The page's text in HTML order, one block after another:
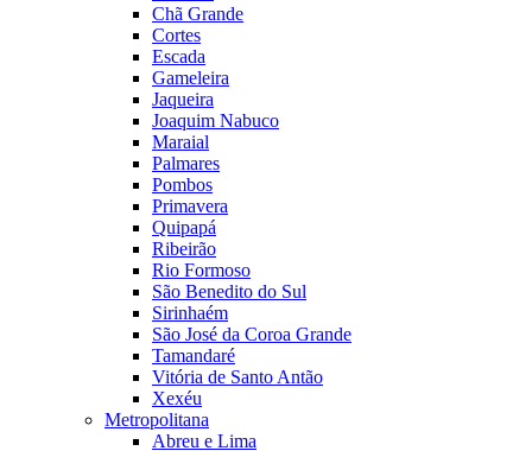
Chã Grande
Cortes
Escada
Gameleira
Jaqueira
Joaquim Nabuco
Maraial
Palmares
Pombos
Primavera
Quipapá
Ribeirão
Rio Formoso
São Benedito do Sul
Sirinhaém
São José da Coroa Grande
Tamandaré
Vitória de Santo Antão
Xexéu
Metropolitana
Abreu e Lima